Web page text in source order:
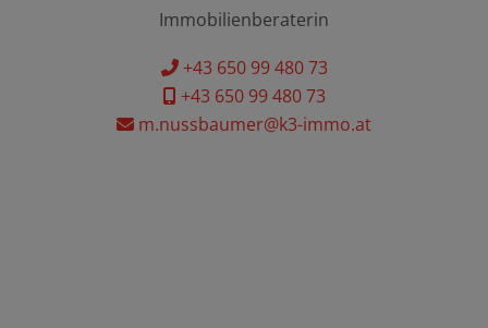
Immobilienberaterin
+43 650 99 480 73
+43 650 99 480 73
m.nussbaumer@k3-immo.at